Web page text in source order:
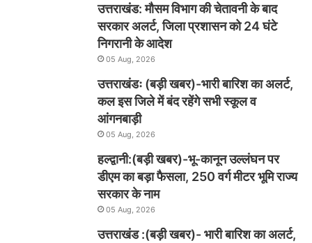
उत्तराखंड: मौसम विभाग की चेतावनी के बाद
सरकार अलर्ट, जिला प्रशासन को 24 घंटे
निगरानी के आदेश
05 Aug, 2026
उत्तराखंडः (बड़ी खबर)-भारी बारिश का अलर्ट,
कल इस जिले में बंद रहेंगे सभी स्कूल व
आंगनबाड़ी
05 Aug, 2026
हल्द्वानी:(बड़ी खबर)-भू-कानून उल्लंघन पर
डीएम का बड़ा फैसला, 250 वर्ग मीटर भूमि राज्य
सरकार के नाम
05 Aug, 2026
उत्तराखंड :(बड़ी खबर)- भारी बारिश का अलर्ट,